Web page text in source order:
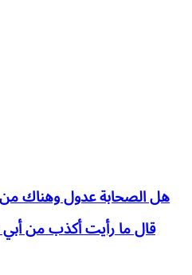
هل الصحابة عدول وهناك
قال ما رأيت أكذب من